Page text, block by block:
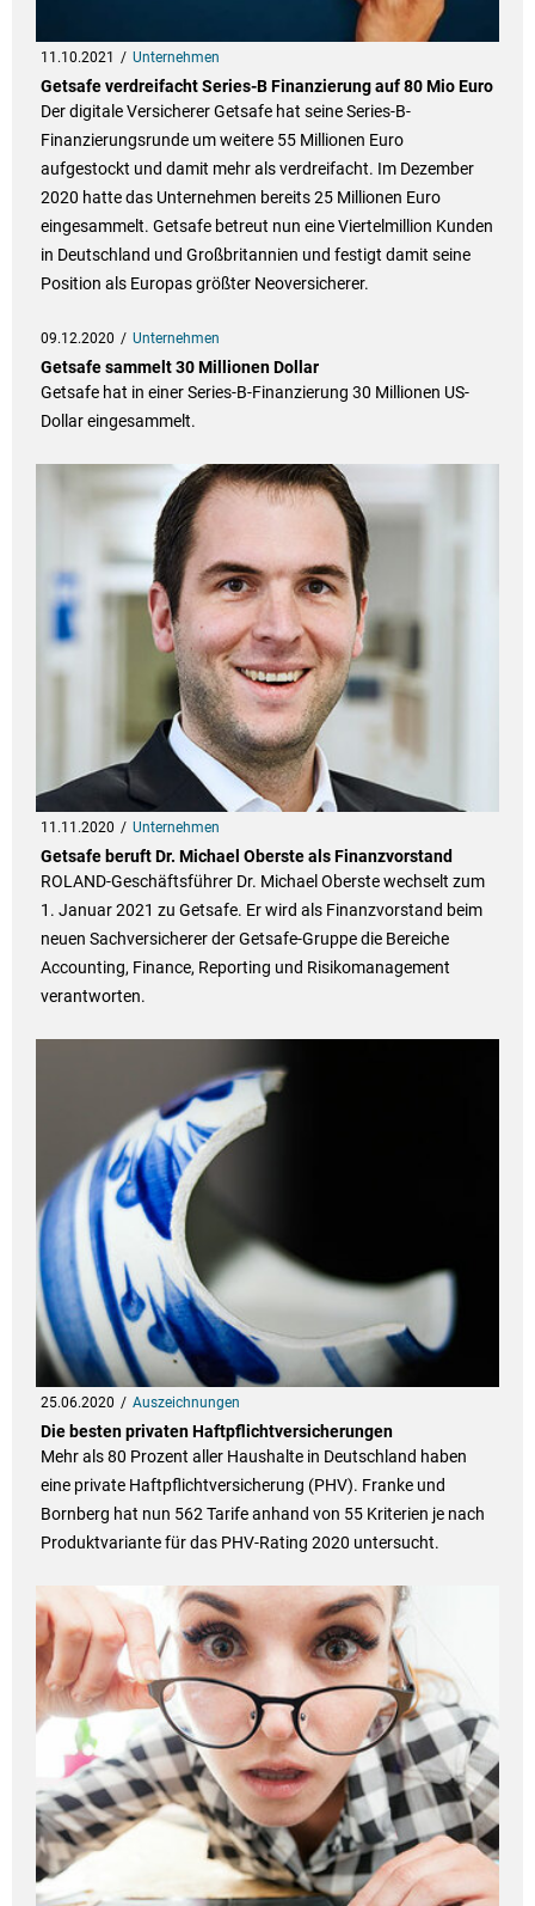
11.10.2021 Unternehmen
Getsafe verdreifacht Series-B Finanzierung auf 80 Mio Euro
Der digitale Versicherer Getsafe hat seine Series-B-
Finanzierungsrunde um weitere 55 Millionen Euro
aufgestockt und damit mehr als verdreifacht. Im Dezember
2020 hatte das Unternehmen bereits 25 Millionen Euro
eingesammelt. Getsafe betreut nun eine Viertelmillion Kunden
in Deutschland und Großbritannien und festigt damit seine
Position als Europas größter Neoversicherer.
09.12.2020 Unternehmen
Getsafe sammelt 30 Millionen Dollar
Getsafe hat in einer Series-B-Finanzierung 30 Millionen US-
Dollar eingesammelt.
11.11.2020 Unternehmen
Getsafe beruft Dr. Michael Oberste als Finanzvorstand
ROLAND-Geschäftsführer Dr. Michael Oberste wechselt zum
1. Januar 2021 zu Getsafe. Er wird als Finanzvorstand beim
neuen Sachversicherer der Getsafe-Gruppe die Bereiche
Accounting, Finance, Reporting und Risikomanagement
verantworten.
25.06.2020 Auszeichnungen
Die besten privaten Haftpflichtversicherungen
Mehr als 80 Prozent aller Haushalte in Deutschland haben
eine private Haftpflichtversicherung (PHV). Franke und
Bornberg hat nun 562 Tarife anhand von 55 Kriterien je nach
Produktvariante für das PHV-Rating 2020 untersucht.